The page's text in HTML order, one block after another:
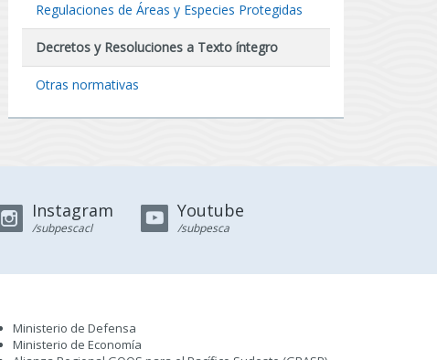
Regulaciones de Áreas y Especies Protegidas
Decretos y Resoluciones a Texto íntegro
Otras normativas
Instagram
/subpescacl
Youtube
/subpesca
Ministerio de Defensa
Ministerio de Economía